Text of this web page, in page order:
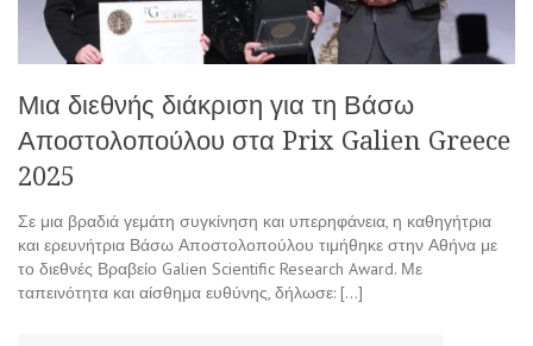
Μια διεθνής διάκριση για τη Βάσω
Αποστολοπούλου στα Prix Galien Greece
2025
Σε μια βραδιά γεμάτη συγκίνηση και υπερηφάνεια, η καθηγήτρια
και ερευνήτρια Βάσω Αποστολοπούλου τιμήθηκε στην Αθήνα με
το διεθνές Βραβείο Galien Scientific Research Award. Με
ταπεινότητα και αίσθημα ευθύνης, δήλωσε: […]